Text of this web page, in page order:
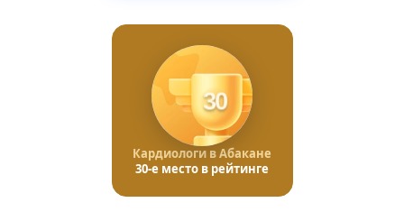
30
Кардиологи в Абакане
30-е место в рейтинге